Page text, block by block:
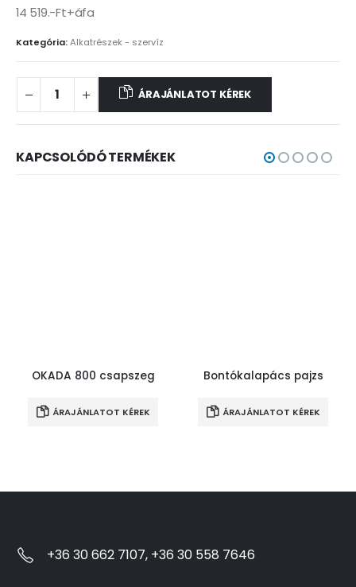
14 519.-Ft+áfa
Kategória:Alkatrészek - szervíz
ÁRAJÁNLATOT KÉREK
KAPCSOLÓDÓ TERMÉKEK
OKADA 800 csapszeg
ÁRAJÁNLATOT KÉREK
Bontókalapács pajzs
ÁRAJÁNLATOT KÉREK
+36 30 662 7107, +36 30 558 7646